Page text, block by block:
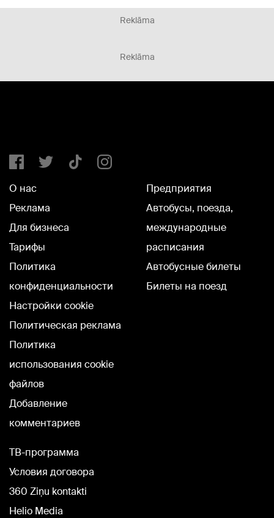
Reklāma
Reklāma
О нас
Реклама
Для бизнеса
Тарифы
Политика
конфиденциальности
Настройки cookie
Политическая реклама
Политика
использования cookie
файлов
Добавление
комментариев
Предприятия
Автобусы, поезда,
международные
расписания
Автобусные билеты
Билеты на поезд
TВ-программа
Условия договора
360 Ziņu kontakti
Helio Media